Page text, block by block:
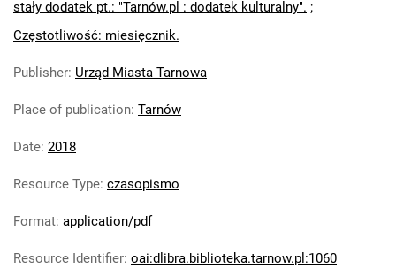
stały dodatek pt.: "Tarnów.pl : dodatek kulturalny". ;
Częstotliwość: miesięcznik.
Publisher: Urząd Miasta Tarnowa
Place of publication: Tarnów
Date: 2018
Resource Type: czasopismo
Format: application/pdf
Resource Identifier: oai:dlibra.biblioteka.tarnow.pl:1060